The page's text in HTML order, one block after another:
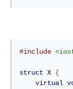
#include
struct X {
virtual